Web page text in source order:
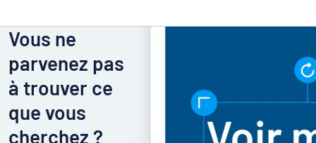
Vous ne
parvenez pas
à trouver ce
que vous
cherchez ?